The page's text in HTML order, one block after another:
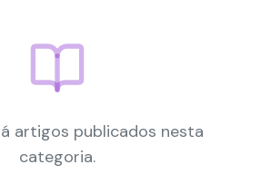
artigos publicados nesta
categoria.